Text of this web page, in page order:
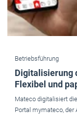
Betriebsführung
Digitalisierung
Flexibel und
Mateco digitalisiert
Portal mymateco, der